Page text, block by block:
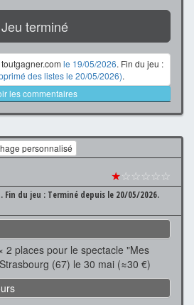
Jeu terminé
le 19/05/2026. Fin du jeu :
des listes le 20/05/2026).
les commentaires
personnalisé
★☆☆☆☆☆
Fin du jeu : Terminé depuis le 20/05/2026.
2 places pour le spectacle "Mes
(67) le 30 mai (≈30 €)